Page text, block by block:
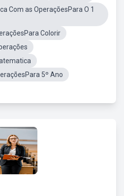
Com as OperaçõesPara O 1
Colorir
5º Ano